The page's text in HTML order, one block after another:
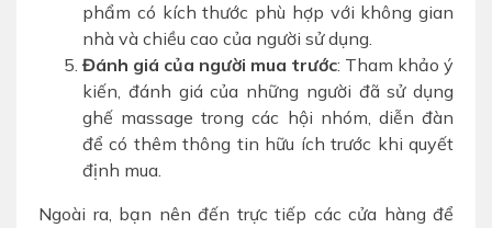
phẩm có kích thước phù hợp với không gian
nhà và chiều cao của người sử dụng.
Đánh giá của người mua trước: Tham khảo ý
kiến, đánh giá của những người đã sử dụng
ghế massage trong các hội nhóm, diễn đàn
để có thêm thông tin hữu ích trước khi quyết
định mua.
Ngoài ra, bạn nên đến trực tiếp các cửa hàng để